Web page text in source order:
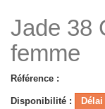
Jade 38
femme
Référence :
Disponibilité :